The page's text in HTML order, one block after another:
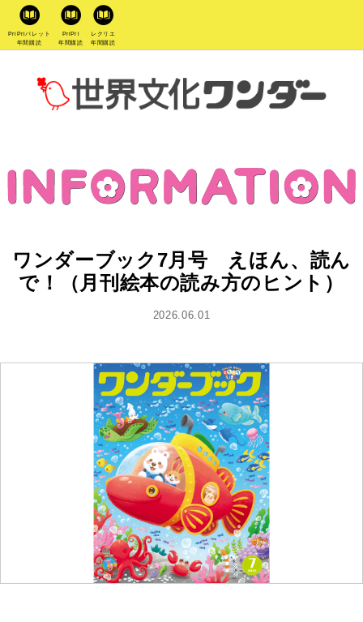
PriPriパレット
年間購読
PriPri
年間購読
レクリエ
年間購読
ワンダーブック7月号 えほん、読ん
で！（月刊絵本の読み方のヒント）
2026.06.01